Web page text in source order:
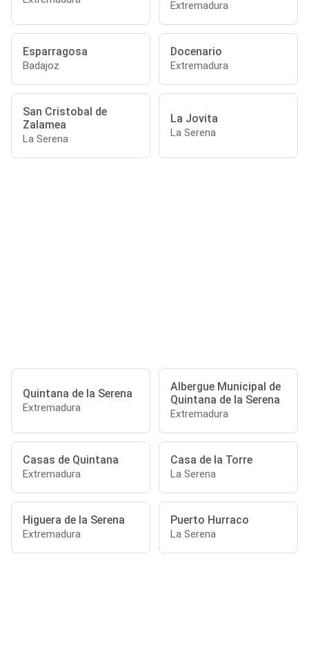
Extremadura
Esparragosa
Badajoz
Docenario
Extremadura
San Cristobal de
Zalamea
La Serena
La Jovita
La Serena
Quintana de la Serena
Extremadura
Albergue Municipal de
Quintana de la Serena
Extremadura
Casas de Quintana
Extremadura
Casa de la Torre
La Serena
Higuera de la Serena
Extremadura
Puerto Hurraco
La Serena